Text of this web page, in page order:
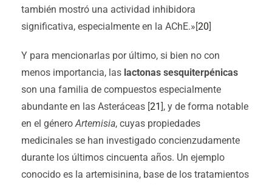
también mostró una actividad inhibidora
significativa, especialmente en la AChE.»[20]
Y para mencionarlas por último, si bien no con
menos importancia, las lactonas sesquiterpénicas
son una familia de compuestos especialmente
abundante en las Asteráceas [21], y de forma notable
en el géneroArtemisia, cuyas propiedades
medicinales se han investigado concienzudamente
durante los últimos cincuenta años. Un ejemplo
conocido es la artemisinina, base de los tratamientos